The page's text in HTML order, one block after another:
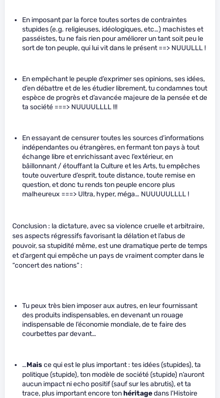
En imposant par la force toutes sortes de contraintes
stupides (e.g. religieuses, idéologiques, etc…) machistes et
passéistes, tu ne fais rien pour améliorer un tant soit peu le
sort de ton peuple, qui lui vit dans le présent ==> NUUULLL !
En empêchant le peuple d’exprimer ses opinions, ses idées,
d’en débattre et de les étudier librement, tu condamnes tout
espèce de progrès et d’avancée majeure de la pensée et de
ta société ===> NUUUULLLL !!!
En essayant de censurer toutes les sources d’informations
indépendantes ou étrangères, en fermant ton pays à tout
échange libre et enrichissant avec l’extérieur, en
bâillonnant / étouffant la Culture et les Arts, tu empêches
toute ouverture d’esprit, toute distance, toute remise en
question, et donc tu rends ton peuple encore plus
malheureux ===> Ultra, hyper, méga… NUUUUULLLL !
Conclusion : la dictature, avec sa violence cruelle et arbitraire,
ses aspects régressifs favorisant la délation et l’abus de
pouvoir, sa stupidité même, est une dramatique perte de temps
et d’argent qui empêche un pays de vraiment compter dans le
“concert des nations” :
Tu peux très bien imposer aux autres, en leur fournissant
des produits indispensables, en devenant un rouage
indispensable de l’économie mondiale, de te faire des
courbettes par devant…
…Maisce qui est le plus important : tes idées (stupides), ta
politique (stupide), ton modèle de société (stupide) n’auront
aucun impact ni echo positif (sauf sur les abrutis), et ta
trace, plus important encore tonhéritagedans l’Histoire